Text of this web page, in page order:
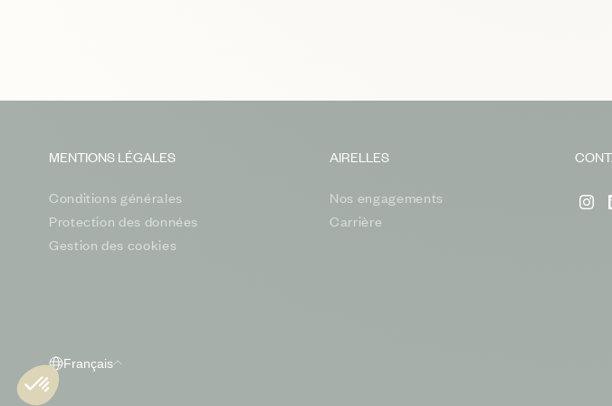
MENTIONS LÉGALES
Conditions générales
Protection des données
Gestion des cookies
AIRELLES
Nos engagements
Carrière
Français